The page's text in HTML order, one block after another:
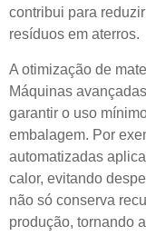
contribui para
resíduos em aterros.
A otimização de
Máquinas
garantir o uso
embalagem. Por
automatizadas
calor, evitando
não só conserva
produção, tornando